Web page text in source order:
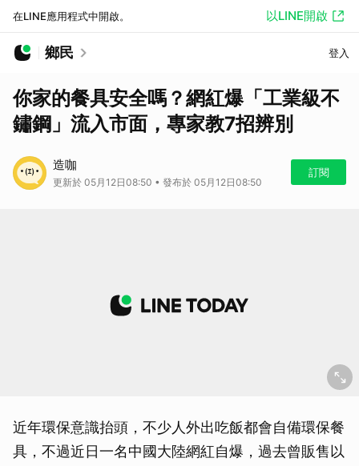
在LINE應用程式中開啟。 以LINE開啟
鄉民 登入
你家的餐具安全嗎？網紅爆「工業級不
鏽鋼」流入市面，專家教7招辨別
造咖
更新於 05月12日08:50 • 發布於 05月12日08:50
訂閱
近年環保意識抬頭，不少人外出吃飯都會自備環保餐
具，不過近日一名中國大陸網紅自爆，過去曾販售以